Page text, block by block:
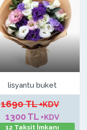
lisyantu buket
1690 TL+KDV
1300 TL +KDV
12 Taksit İmkanı